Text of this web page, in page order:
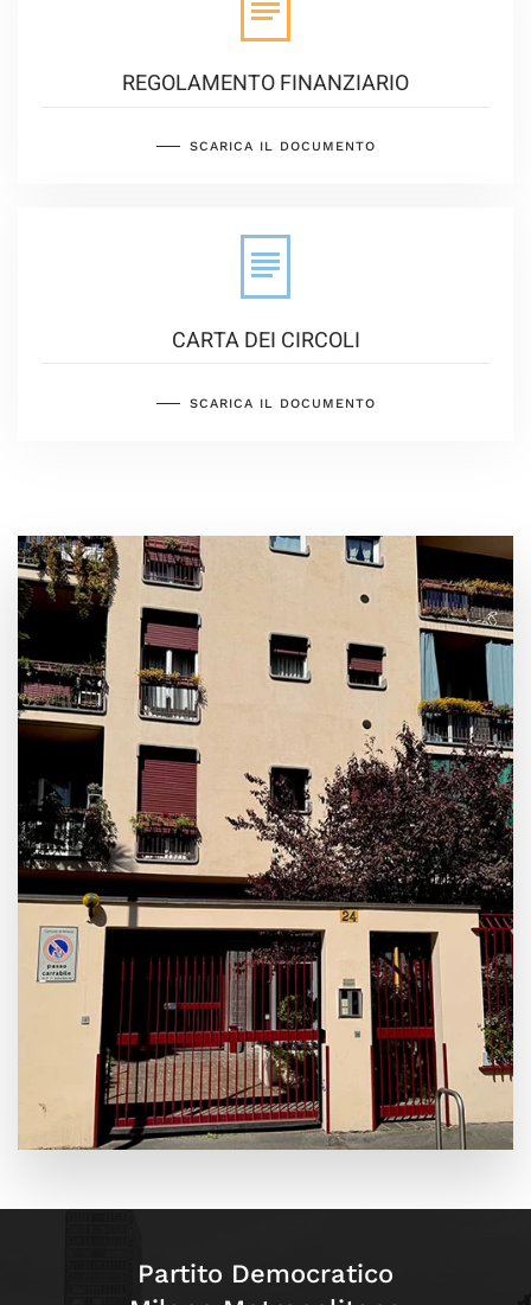
REGOLAMENTO FINANZIARIO
SCARICA IL DOCUMENTO
CARTA DEI CIRCOLI
SCARICA IL DOCUMENTO
Leaflet|©OpenStreetMap
Partito Democratico